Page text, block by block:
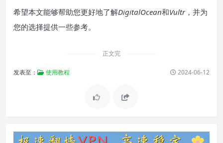
希望本文能够帮助您更好地了解DigitalOcean和Vultr，并为
您的选择提供一些参考。
正文完
发表至： 使用教程 2024-06-12